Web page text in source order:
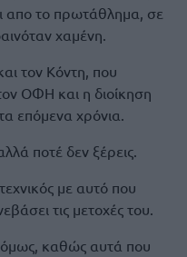
απο το πρωτάθλημα, σε
χαμένη.
τον Κόντη, που
ΟΦΗ και η διοίκηση
επόμενα χρόνια.
ποτέ δεν ξέρεις.
με αυτό που
τις μετοχές του.
καθώς αυτά που